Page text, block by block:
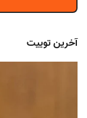
آخرین توییت